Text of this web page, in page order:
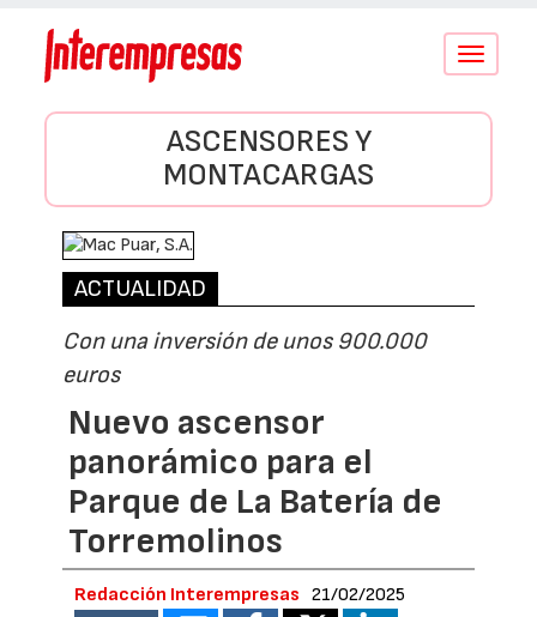
Conmutar
ASCENSORES Y
MONTACARGAS
ACTUALIDAD
Con una inversión de unos 900.000
euros
Nuevo ascensor
panorámico para el
Parque de La Batería de
Torremolinos
Redacción Interempresas 21/02/2025